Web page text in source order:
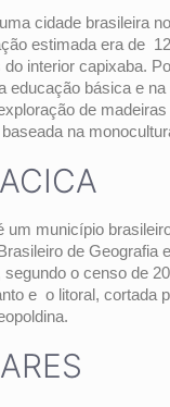
cidade brasileira
estimada era de
do interior capixaba.
educação básica e
de
na
um município
de Geografia
segundo o censo de
e o litoral, cortada